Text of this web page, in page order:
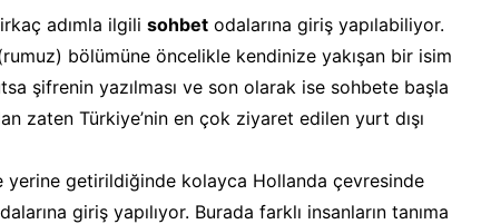
adımla ilgili sohbet odalarına giriş yapılabiliyor.
bölümüne öncelikle kendinize yakışan bir isim
şifrenin yazılması ve son olarak ise sohbete başla
zaten Türkiye’nin en çok ziyaret edilen yurt dışı
yerine getirildiğinde kolayca Hollanda çevresinde
giriş yapılıyor. Burada farklı insanların tanıma